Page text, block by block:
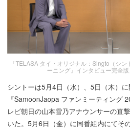
「TELASA タイ・オリジナル：Singto（シ
ーニング』インタビュー完全
シントーは5月4日（水）、5日（木）
『SamoonJaopa ファンミーティング
レビ朝日の山本雪乃アナウンサーの直
いた。5月6日（金）に同番組内にてそ